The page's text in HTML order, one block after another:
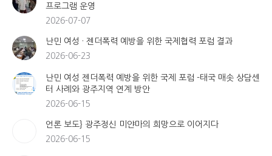
프로그램 운영
2026-07-07
난민 여성 · 젠더폭력 예방을 위한 국제협력 포럼 결과
2026-06-23
난민 여성 젠더폭력 예방을 위한 국제 포럼 -태국 매솟 상담센
터 사례와 광주지역 연계 방안
2026-06-15
언론 보도} 광주정신 미얀마의 희망으로 이어지다
2026-06-15